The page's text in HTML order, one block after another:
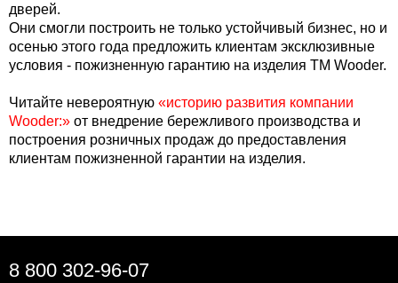
дверей.
Они смогли построить не только устойчивый бизнес, но и
осенью этого года предложить клиентам эксклюзивные
условия - пожизненную гарантию на изделия ТМ Wooder.
Читайте невероятную «историю развития компании
Wooder:» от внедрение бережливого производства и
построения розничных продаж до предоставления
клиентам пожизненной гарантии на изделия.
8 800 302-96-07